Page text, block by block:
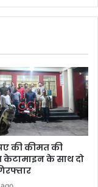
की कीमत की
केटामाइन के साथ दो